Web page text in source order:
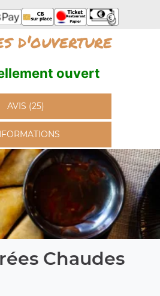
d'ouverture
ouvert
AVIS (25)
Chaudes